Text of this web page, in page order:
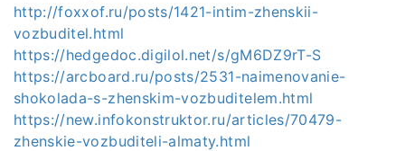
http://foxxof.ru/posts/1421-intim-zhenskii-
vozbuditel.html
https://hedgedoc.digilol.net/s/gM6DZ9rT-S
https://arcboard.ru/posts/2531-naimenovanie-
shokolada-s-zhenskim-vozbuditelem.html
https://new.infokonstruktor.ru/articles/70479-
zhenskie-vozbuditeli-almaty.html